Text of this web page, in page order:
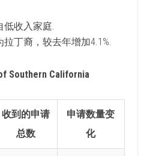
低收入家庭.
拉丁裔，较去年增加4.1%.
Southern California
收到的申请
总数
申请数量变
化